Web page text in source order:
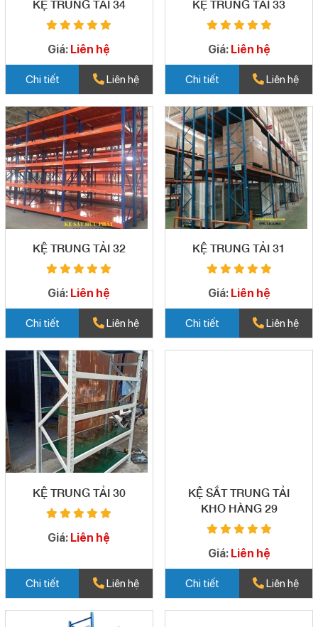
KỆ TRUNG TẢI 34
Giá: Liên hệ
Chi tiết Liên hệ
KỆ TRUNG TẢI 33
Giá: Liên hệ
Chi tiết Liên hệ
KỆ TRUNG TẢI 32
Giá: Liên hệ
Chi tiết Liên hệ
KỆ TRUNG TẢI 31
Giá: Liên hệ
Chi tiết Liên hệ
KỆ TRUNG TẢI 30
Giá: Liên hệ
Chi tiết Liên hệ
KỆ SẮT TRUNG TẢI
KHO HÀNG 29
Giá: Liên hệ
Chi tiết Liên hệ